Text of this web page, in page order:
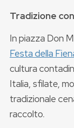
Tradizione
In piazza Don
Festa della
cultura
Italia, sfilate,
tradizionale
raccolto.